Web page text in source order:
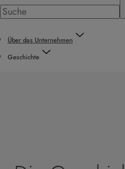
Über das Unternehmen
Geschichte